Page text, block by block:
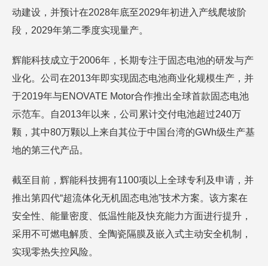
动建设，并预计在2028年底至2029年初进入产线爬坡阶
段，2029年第二季度实现量产。
辉能科技成立于2006年，长期专注于固态电池的研发与产
业化。公司在2013年即实现固态电池商业化规模生产，并
于2019年与ENOVATE Motor合作推出全球首款固态电池
示范车。自2013年以来，公司累计交付电池超过240万
颗，其中80万颗以上来自其位于中国台湾的GWh级生产基
地的第三代产品。
截至目前，辉能科技拥有1100项以上全球专利及申请，并
推出第四代“超流体化无机固态电池”技术方案。该方案在
安全性、能量密度、低温性能及快充能力方面进行提升，
采用不可燃电解质、全陶瓷隔膜及嵌入式主动安全机制，
实现零热失控风险。